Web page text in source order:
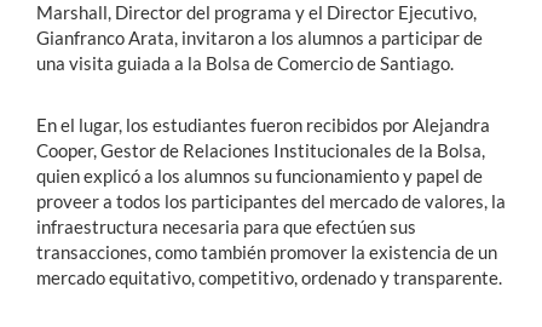
Marshall, Director del programa y el Director Ejecutivo,
Gianfranco Arata, invitaron a los alumnos a participar de
una visita guiada a la Bolsa de Comercio de Santiago.
En el lugar, los estudiantes fueron recibidos por Alejandra
Cooper, Gestor de Relaciones Institucionales de la Bolsa,
quien explicó a los alumnos su funcionamiento y papel de
proveer a todos los participantes del mercado de valores, la
infraestructura necesaria para que efectúen sus
transacciones, como también promover la existencia de un
mercado equitativo, competitivo, ordenado y transparente.